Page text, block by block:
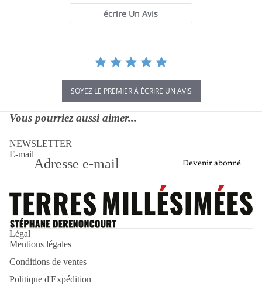
écrire Un Avis
SOYEZ LE PREMIER À ÉCRIRE UN AVIS
Vous pourriez aussi aimer...
NEWSLETTER
E-mail
Devenir abonné
Légal
Mentions légales
Conditions de ventes
Politique d'Expédition
Politique de remboursement
Politique d’expédition
Politique de confidentialité
Mentions légales
Conditions d’utilisation